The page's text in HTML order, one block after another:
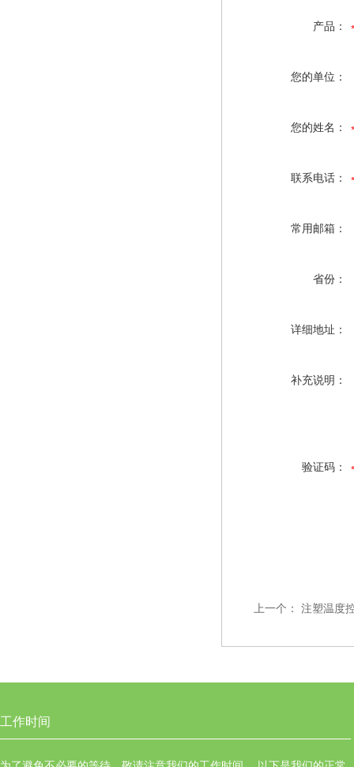
产品：
您的单位：
您的姓名：
联系电话：
常用邮箱：
省份：
详细地址：
补充说明：
验证码：
上一个： 注塑温度
工作时间